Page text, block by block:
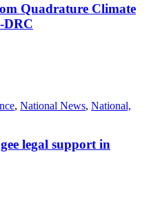
Quadrature Climate
DRC
, National News, National,
legal support in